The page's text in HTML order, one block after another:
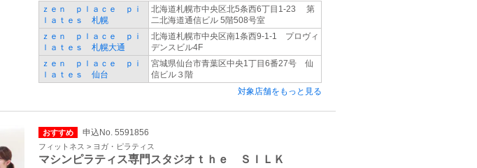
ｚｅｎ ｐｌａｃｅ ｐｉ
ｌａｔｅｓ 札幌
北海道札幌市中央区北5条西6丁目1-23 第
二北海道通信ビル 5階508号室
ｚｅｎ ｐｌａｃｅ ｐｉ
ｌａｔｅｓ 札幌大通
北海道札幌市中央区南1条西9-1-1 プロヴィ
デンスビル4F
ｚｅｎ ｐｌａｃｅ ｐｉ
ｌａｔｅｓ 仙台
宮城県仙台市青葉区中央1丁目6番27号 仙
信ビル３階
対象店舗をもっと見る
おすすめ 申込No. 5591856
フィットネス > ヨガ・ピラティス
マシンピラティス専門スタジオｔｈｅ ＳＩＬＫ